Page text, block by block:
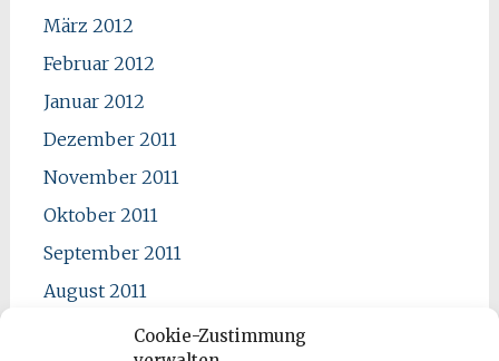
Cookie-Zustimmung
März 2012
Februar 2012
Januar 2012
Dezember 2011
November 2011
Oktober 2011
September 2011
August 2011